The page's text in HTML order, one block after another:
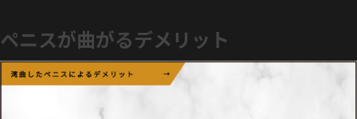
ペニスが曲がるデメリット